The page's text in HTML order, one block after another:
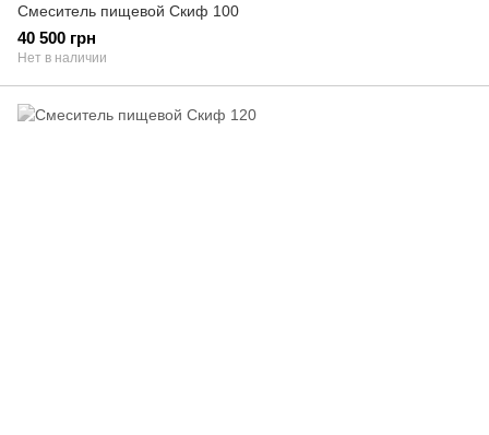
Смеситель пищевой Скиф 100
40 500 грн
Нет в наличии